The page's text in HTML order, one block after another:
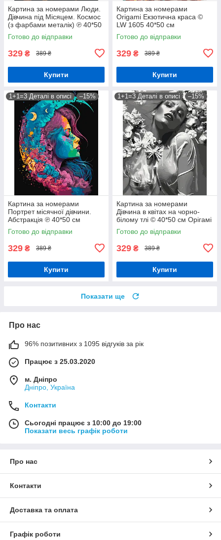
Картина за номерами Люди.
Дівчина під Місяцем. Космос
(з фарбами металік) ℗ 40*50
см Орігамі LW 3401
Готово до відправки
329 ₴ 389 ₴
Купити
Картина за номерами
Origami Екзотична краса ©
LW 1605 40*50 см
Готово до відправки
329 ₴ 389 ₴
Купити
1+1=3 Деталі в описі –15%
Картина за номерами
Портрет місячної дівчини.
Абстракція ℗ 40*50 см
Орігамі LW 31640
Готово до відправки
329 ₴ 389 ₴
Купити
1+1=3 Деталі в описі –15%
Картина за номерами
Дівчина в квітах на чорно-
білому тлі © 40*50 см Орігамі
LW 30580
Готово до відправки
329 ₴ 389 ₴
Купити
Показати ще
Про нас
96% позитивних з 1095 відгуків за рік
Працює з 25.03.2020
м. Дніпро
Дніпро, Україна
Контакти
Сьогодні працює з 10:00 до 19:00
Показати весь графік роботи
Про нас
Контакти
Доставка та оплата
Графік роботи